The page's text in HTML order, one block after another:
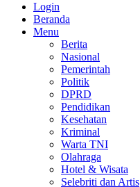
Login
Beranda
Menu
Berita
Nasional
Pemerintah
Politik
DPRD
Pendidikan
Kesehatan
Kriminal
Warta TNI
Olahraga
Hotel & Wisata
Selebriti dan Artis